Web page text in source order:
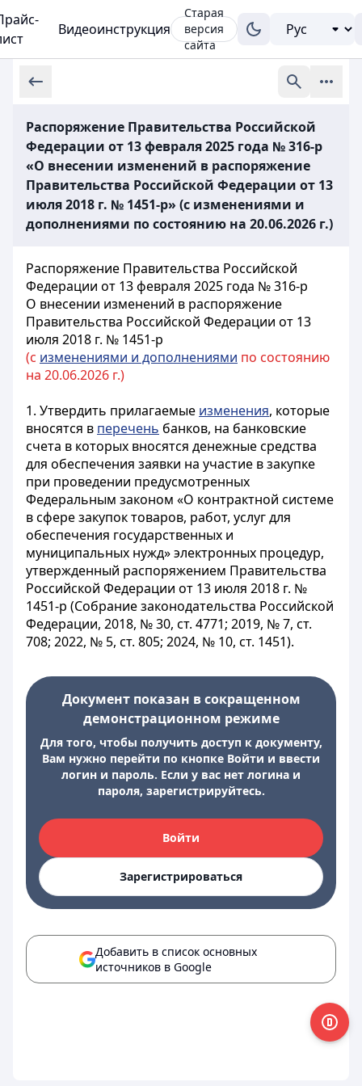
Видеоинструкция
Старая
версия
сайта
Распоряжение Правительства Российской
Федерации от 13 февраля 2025 года № 316-р
«О внесении изменений в распоряжение
Правительства Российской Федерации от 13
июля 2018 г. № 1451-р» (с изменениями и
дополнениями по состоянию на 20.06.2026 г.)
Распоряжение Правительства Российской
Федерации от 13 февраля 2025 года № 316-р
О внесении изменений в распоряжение
Правительства Российской Федерации от 13
июля 2018 г. № 1451-р
(с изменениями и дополнениями по состоянию
на 20.06.2026 г.)
1. Утвердить прилагаемые изменения, которые
вносятся в перечень банков, на банковские
счета в которых вносятся денежные средства
для обеспечения заявки на участие в закупке
при проведении предусмотренных
Федеральным законом «О контрактной системе
в сфере закупок товаров, работ, услуг для
обеспечения государственных и
муниципальных нужд» электронных процедур,
утвержденный распоряжением Правительства
Российской Федерации от 13 июля 2018 г. №
1451-р (Собрание законодательства Российской
Федерации, 2018, № 30, ст. 4771; 2019, № 7, ст.
708; 2022, № 5, ст. 805; 2024, № 10, ст. 1451).
Документ показан в сокращенном
демонстрационном режиме
Для того, чтобы получить доступ к документу,
Вам нужно перейти по кнопке Войти и ввести
логин и пароль. Если у вас нет логина и
пароля, зарегистрируйтесь.
Войти
Зарегистрироваться
Добавить в список основных
источников в Google